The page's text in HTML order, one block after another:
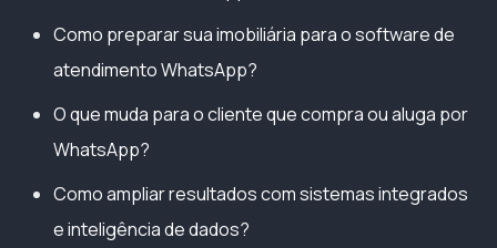
Como preparar sua imobiliária para o software de
atendimento WhatsApp?
O que muda para o cliente que compra ou aluga por
WhatsApp?
Como ampliar resultados com sistemas integrados
e inteligência de dados?